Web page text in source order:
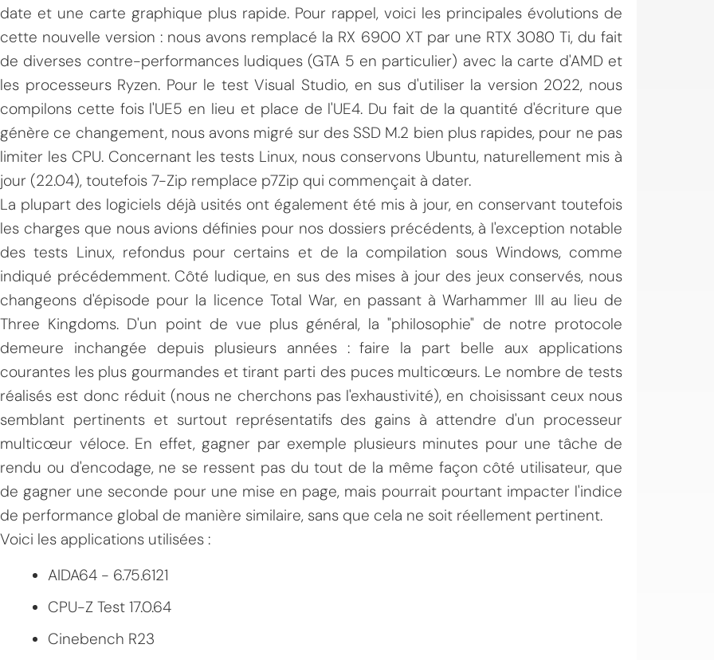
date et une carte graphique plus rapide. Pour rappel, voici les principales évolutions de
cette nouvelle version : nous avons remplacé la RX 6900 XT par une RTX 3080 Ti, du fait
de diverses contre-performances ludiques (GTA 5 en particulier) avec la carte d'AMD et
les processeurs Ryzen. Pour le test Visual Studio, en sus d'utiliser la version 2022, nous
compilons cette fois l'UE5 en lieu et place de l'UE4. Du fait de la quantité d'écriture que
génère ce changement, nous avons migré sur des SSD M.2 bien plus rapides, pour ne pas
limiter les CPU. Concernant les tests Linux, nous conservons Ubuntu, naturellement mis à
jour (22.04), toutefois 7-Zip remplace p7Zip qui commençait à dater.
La plupart des logiciels déjà usités ont également été mis à jour, en conservant toutefois
les charges que nous avions définies pour nos dossiers précédents, à l'exception notable
des tests Linux, refondus pour certains et de la compilation sous Windows, comme
indiqué précédemment. Côté ludique, en sus des mises à jour des jeux conservés, nous
changeons d'épisode pour la licence Total War, en passant à Warhammer III au lieu de
Three Kingdoms. D'un point de vue plus général, la "philosophie" de notre protocole
demeure inchangée depuis plusieurs années : faire la part belle aux applications
courantes les plus gourmandes et tirant parti des puces multicœurs. Le nombre de tests
réalisés est donc réduit (nous ne cherchons pas l'exhaustivité), en choisissant ceux nous
semblant pertinents et surtout représentatifs des gains à attendre d'un processeur
multicœur véloce. En effet, gagner par exemple plusieurs minutes pour une tâche de
rendu ou d'encodage, ne se ressent pas du tout de la même façon côté utilisateur, que
de gagner une seconde pour une mise en page, mais pourrait pourtant impacter l'indice
de performance global de manière similaire, sans que cela ne soit réellement pertinent.
Voici les applications utilisées :
AIDA64 - 6.75.6121
CPU-Z Test 17.0.64
Cinebench R23